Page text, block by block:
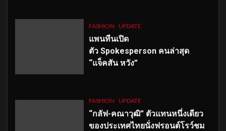
FASHION UPDATE
แพนทีนเปิด
ตัว Spokesperson คนล่าสุด
“แจ็คสัน หวัง”
FASHION UPDATE
“กลัฟ-คณาวุฒิ” ตัวแทนหนึ่งเดียว
ของประเทศไทยนั่งฟรอนต์โรว์ชม